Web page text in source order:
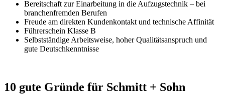
Bereitschaft zur Einarbeitung in die Aufzugstechnik – bei
branchenfremden Berufen
Freude am direkten Kundenkontakt und technische Affinität
Führerschein Klasse B
Selbstständige Arbeitsweise, hoher Qualitätsanspruch und
gute Deutschkenntnisse
10 gute Gründe für Schmitt + Sohn